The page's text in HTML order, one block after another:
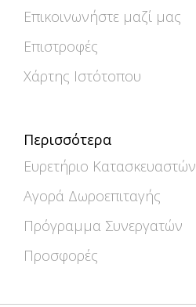
Επικοινωνήστε μαζί μας
Επιστροφές
Χάρτης Ιστότοπου
Περισσότερα
Ευρετήριο Κατασκευαστών
Αγορά Δωροεπιταγής
Πρόγραμμα Συνεργατών
Προσφορές